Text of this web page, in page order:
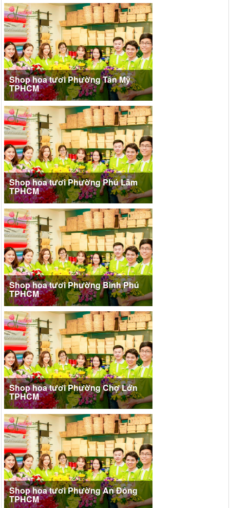
Shop hoa tươi Phường Tân Mỹ
TPHCM
Shop hoa tươi Phường Phú Lâm
TPHCM
Shop hoa tươi Phường Bình Phú
TPHCM
Shop hoa tươi Phường Chợ Lớn
TPHCM
Shop hoa tươi Phường An Đông
TPHCM